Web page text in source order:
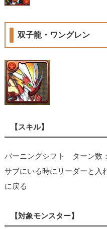
双子龍・ワングレン
【スキル】
バーニングシフト ターン数
サブにいる時にリーダーと
に戻る
【対象モンスター】